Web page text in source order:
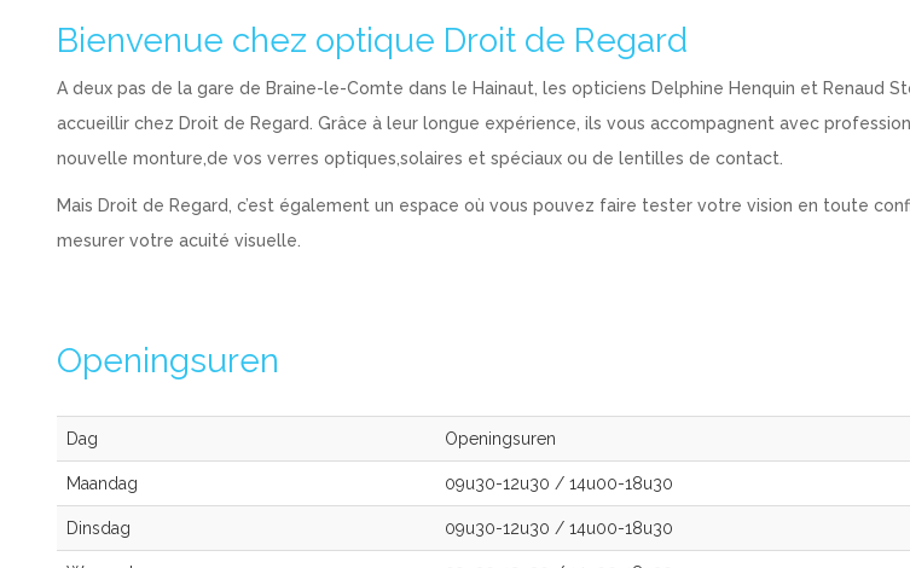
Bienvenue chez optique Droit de Regard
A deux pas de la gare de Braine-le-Comte dans le Hainaut, les opticiens Delphine Henquin et Renaud
accueillir chez Droit de Regard. Grâce à leur longue expérience, ils vous accompagnent avec
nouvelle monture,de vos verres optiques,solaires et spéciaux ou de lentilles de contact.
Mais Droit de Regard, c’est également un espace où vous pouvez faire tester votre vision en toute
mesurer votre acuité visuelle.
Openingsuren
Dag Openingsuren
Maandag 09u30-12u30 / 14u00-18u30
Dinsdag 09u30-12u30 / 14u00-18u30